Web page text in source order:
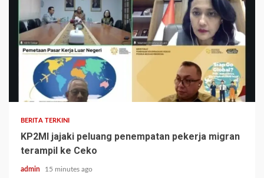
BERITA TERKINI
KP2MI jajaki peluang penempatan pekerja migran
terampil ke Ceko
admin 15 minutes ago